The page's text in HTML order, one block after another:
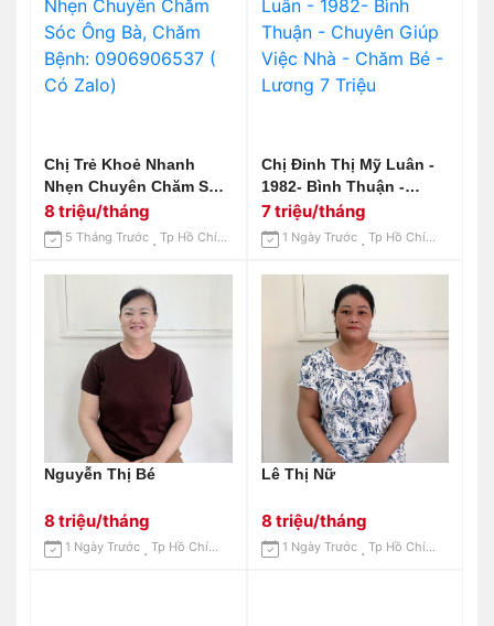
Chị Trẻ Khoẻ Nhanh
Nhẹn Chuyên Chăm Sóc
Ông Bà, Chăm Bệnh:
0906906537 ( Có Zalo)
8 triệu/tháng
5 Tháng Trước Tp Hồ Chí Minh
Chị Đinh Thị Mỹ Luân -
1982- Bình Thuận -
Chuyên Giúp Việc Nhà -
Chăm Bé - Lương 7
Triệu
7 triệu/tháng
1 Ngày Trước Tp Hồ Chí Minh
Nguyễn Thị Bé
8 triệu/tháng
1 Ngày Trước Tp Hồ Chí Minh
Lê Thị Nữ
8 triệu/tháng
1 Ngày Trước Tp Hồ Chí Minh